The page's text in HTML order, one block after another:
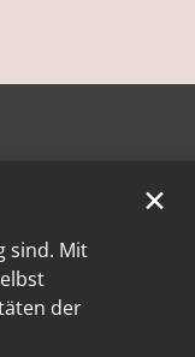
sind. Mit
der
✕